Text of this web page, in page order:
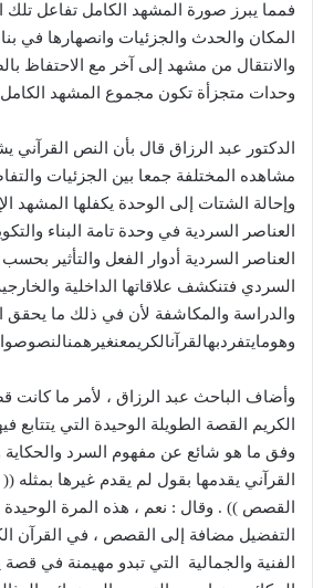
فمما يبرز صورة المشهد الكامل تفاعل تلك
المكان والحدث والجزئيات وانصهارها في
والانتقال من مشهد إلى آخر مع الاحتفاظ
وحدات متجزأة تكون مجموع المشهد الكامل
الدكتور عبد الرزاق قال بأن النص القرآني
مشاهده المختلفة جمعا بين الجزئيات
وإحالة الشتات إلى الوحدة يكفلها المشهد
العناصر السردية في وحدة تامة البناء
العناصر السردية أدوار الفعل والتأثير
السردي فتنكشف علاقاتها الداخلية
والدراسة والمكاشفة لأن في ذلك ما يحقق
وأضاف الباحث عبد الرزاق ، لأمر ما
الكريم القصة الطويلة الوحيدة التي يتتابع
وفق ما هو شائع عن مفهوم السرد والحكاية
القرآني يقدمها بقول لم يقدم غيرها بمثله ((
القصص )) . وقال : نعم ، هذه المرة
التفضيل مضافة إلى القصص ، في القرآن
الفنية والجمالية
التي تبدو مهيمنة في